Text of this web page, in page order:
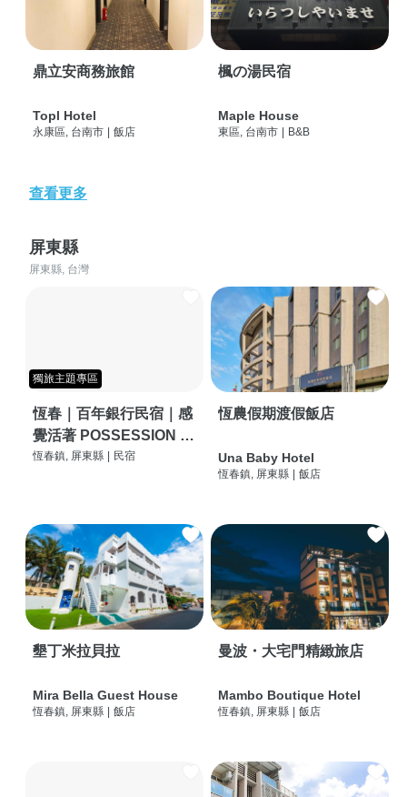
鼎立安商務旅館
Topl Hotel
永康區, 台南市 | 飯店
楓の湯民宿
Maple House
東區, 台南市 | B&B
查看更多
屏東縣
屏東縣, 台灣
獨旅主題專區
恆春｜百年銀行民宿｜感
覺活著 POSSESSION |
背包客棧 | 恆春必住特色
恆春鎮, 屏東縣 民宿
恆農假期渡假飯店
Una Baby Hotel
恆春鎮, 屏東縣 飯店
墾丁米拉貝拉
Mira Bella Guest House
恆春鎮, 屏東縣 飯店
曼波・大宅門精緻旅店
Mambo Boutique Hotel
恆春鎮, 屏東縣 飯店